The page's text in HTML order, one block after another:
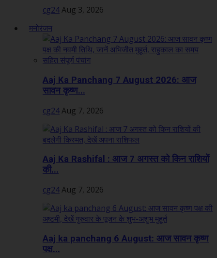
cg24Aug 3, 2026
मनोरंजन
Aaj Ka Panchang 7 August 2026: आज
सावन कृष्ण...
cg24Aug 7, 2026
Aaj Ka Rashifal : आज 7 अगस्त को किन राशियों
की...
cg24Aug 7, 2026
Aaj ka panchang 6 August: आज सावन कृष्ण
पक्ष...